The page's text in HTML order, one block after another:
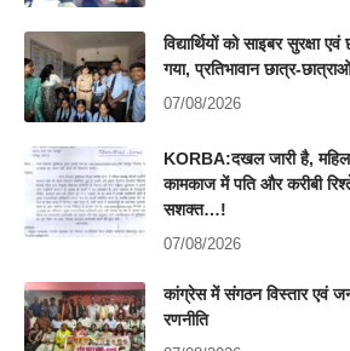
विद्यार्थियों को साइबर सुरक्षा
गया, प्रतिभावान छात्र-
07/08/2026
KORBA:दखल जारी है,
कामकाज में पति और करीबी
सशक्त…!
07/08/2026
कांग्रेस में संगठन विस्तार एवं
रणनीति